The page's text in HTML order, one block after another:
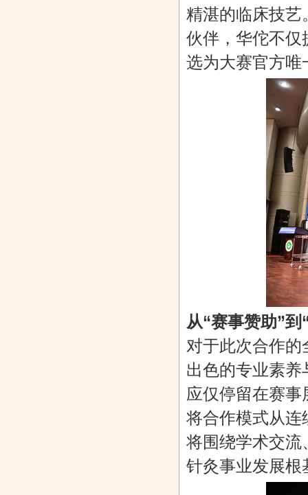
精湛的临床技艺
伙伴，华佗不仅
选为大赛官方唯
从“赛事赞助”
对于此次合作的
出色的专业素
应仅停留在赛
将合作模式从连
将围绕学术交流
针灸事业发展根